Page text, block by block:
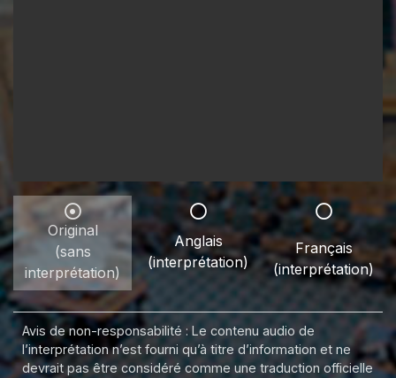
Original
(sans
interprétation)
Anglais
(interprétation)
Français
(interprétation)
Avis de non-responsabilité : Le contenu audio de
l’interprétation n’est fourni qu’à titre d’information et ne
devrait pas être considéré comme une traduction officielle